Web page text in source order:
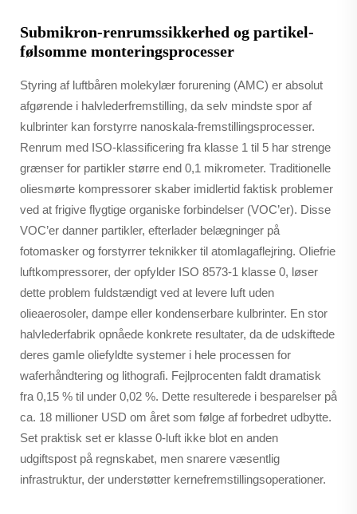
Submikron-renrumssikkerhed og partikel-
følsomme monteringsprocesser
Styring af luftbåren molekylær forurening (AMC) er absolut
afgørende i halvlederfremstilling, da selv mindste spor af
kulbrinter kan forstyrre nanoskala-fremstillingsprocesser.
Renrum med ISO-klassificering fra klasse 1 til 5 har strenge
grænser for partikler større end 0,1 mikrometer. Traditionelle
oliesmørte kompressorer skaber imidlertid faktisk problemer
ved at frigive flygtige organiske forbindelser (VOC’er). Disse
VOC’er danner partikler, efterlader belægninger på
fotomasker og forstyrrer teknikker til atomlagaflejring. Oliefrie
luftkompressorer, der opfylder ISO 8573-1 klasse 0, løser
dette problem fuldstændigt ved at levere luft uden
olieaerosoler, dampe eller kondenserbare kulbrinter. En stor
halvlederfabrik opnåede konkrete resultater, da de udskiftede
deres gamle oliefyldte systemer i hele processen for
waferhåndtering og lithografi. Fejlprocenten faldt dramatisk
fra 0,15 % til under 0,02 %. Dette resulterede i besparelser på
ca. 18 millioner USD om året som følge af forbedret udbytte.
Set praktisk set er klasse 0-luft ikke blot en anden
udgiftspost på regnskabet, men snarere væsentlig
infrastruktur, der understøtter kernefremstillingsoperationer.